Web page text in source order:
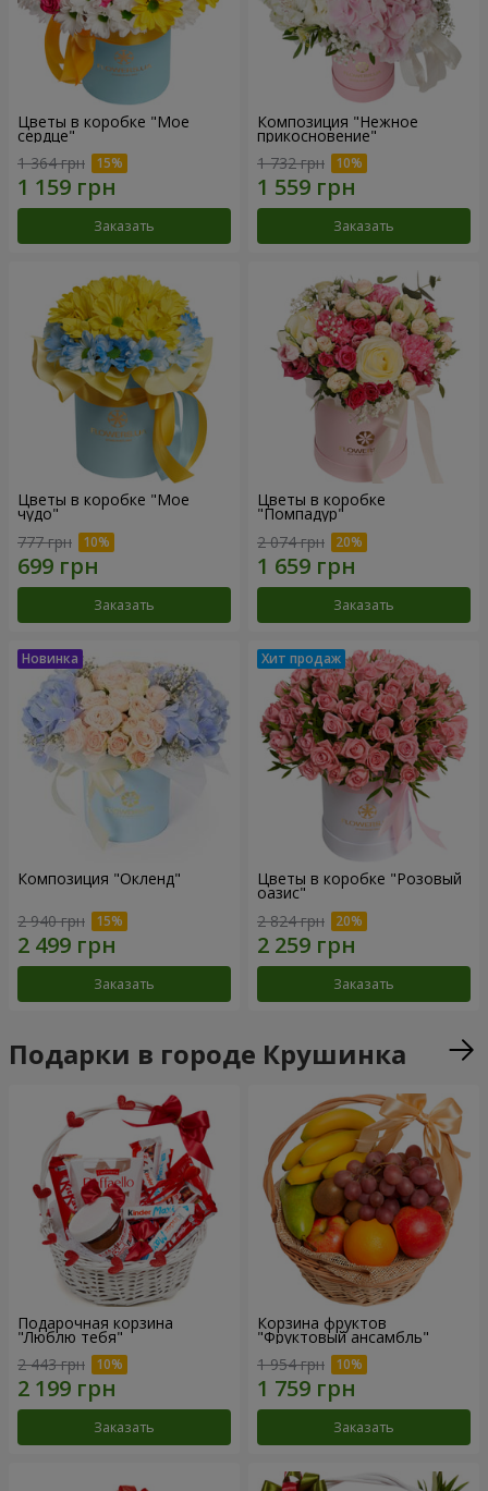
Цветы в коробке "Мое
сердце"
1 364 грн
Заказать
Композиция "Нежное
прикосновение"
1 732 грн
Заказать
Цветы в коробке "Мое
чудо"
777 грн
Заказать
Цветы в коробке
"Помпадур"
2 074 грн
Заказать
Композиция "Окленд"
2 940 грн
Заказать
Цветы в коробке "Розовый
оазис"
2 824 грн
Заказать
Подарки в городе Крушинка
Подарочная корзина
"Люблю тебя"
2 443 грн
Заказать
Корзина фруктов
"Фруктовый ансамбль"
1 954 грн
Заказать